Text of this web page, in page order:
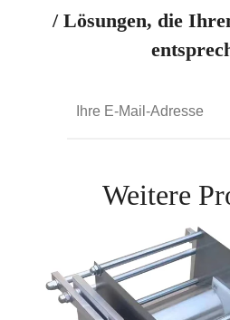
/ Lösungen, die
Weitere